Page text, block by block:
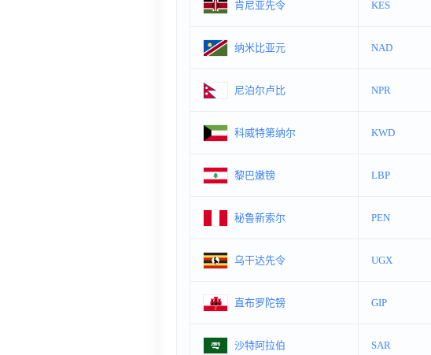
肯尼亚先令 KES
纳米比亚元 NAD
尼泊尔卢比 NPR
科威特第纳尔 KWD
黎巴嫩镑 LBP
秘鲁新索尔 PEN
乌干达先令 UGX
直布罗陀镑 GIP
沙特阿拉伯 SAR